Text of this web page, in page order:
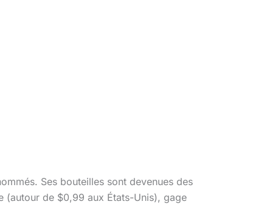
Ses bouteilles sont devenues des
(autour de $0,99 aux États-Unis), gage